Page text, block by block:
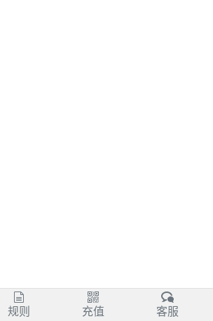
规则 充值 客服